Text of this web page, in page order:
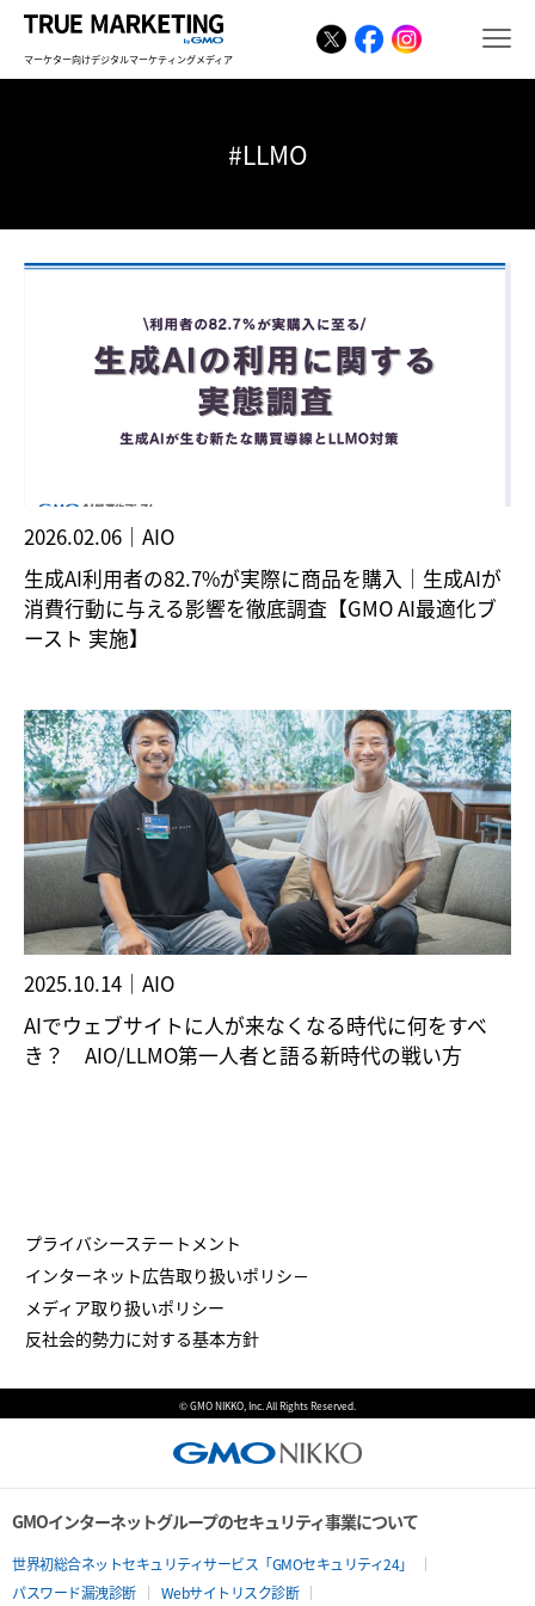
マーケター向けデジタルマーケティングメディア
#LLMO
2026.02.06｜ AIO
生成AI利用者の82.7%が実際に商品を購入｜生成AIが
消費行動に与える影響を徹底調査【GMO AI最適化ブ
ースト 実施】
2025.10.14｜ AIO
AIでウェブサイトに人が来なくなる時代に何をすべ
き？ AIO/LLMO第一人者と語る新時代の戦い方
プライバシーステートメント
インターネット広告取り扱いポリシ－
メディア取り扱いポリシー
反社会的勢力に対する基本方針
© GMO NIKKO, Inc. All Rights Reserved.
GMOインターネットグループのセキュリティ事業について
世界初総合ネットセキュリティサービス「GMOセキュリティ24」
パスワード漏洩診断
Webサイトリスク診断